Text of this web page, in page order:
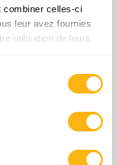
combiner celles-ci
leur avez fournies
utilisation de leurs
publiée.
Les